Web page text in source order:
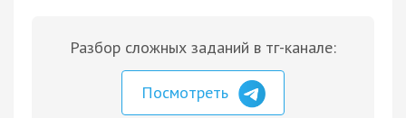
Разбор сложных заданий в тг-канале:
Посмотреть